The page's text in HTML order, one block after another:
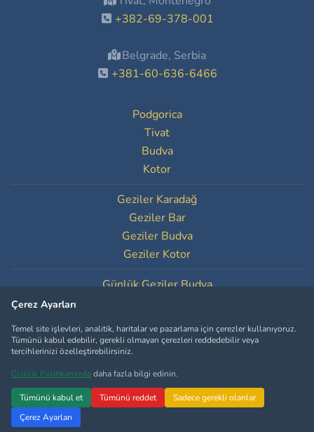
+382-69-378-001
Belgrade, Serbia
+381-60-636-6466
Podgorica
Tivat
Budva
Kotor
Geziler Karadağ
Geziler Bar
Geziler Budva
Geziler Kotor
Günlük Geziler Budva
Çerez Ayarları
Copyright © MontenegroTourOperator.com
Çerez Ayarları
Temel site işlevleri, analitik, haritalar ve pazarlama için çerezler kullanıyoruz.
Tümünü kabul edebilir, gerekli olmayan çerezleri reddedebilir veya
tercihlerinizi özelleştirebilirsiniz.
Gizlilik Politikamızdadaha fazla bilgi edinin.
Tümünü kabul et Tümünü reddet
Sadece gerekli olanlar
Çerez Ayarları